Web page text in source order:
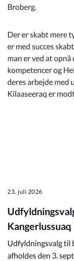
Broberg.
Der er skabt mere
er med succes
man er ved at
kompetencer og
deres arbejde
Kilaaseeraq er
23. juli 2026
Kangerlussuaq
Udfyldningsvalg til
afholdes den 3.